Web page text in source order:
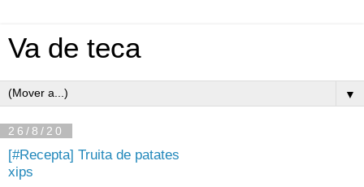
Va de teca
▼
26/8/20
[#Recepta] Truita de patates
xips